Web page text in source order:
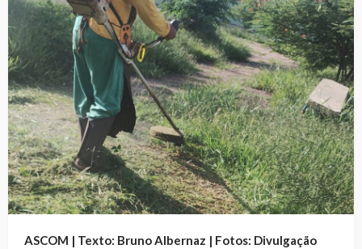
ASCOM | Texto: Bruno Albernaz | Fotos: Divulgação